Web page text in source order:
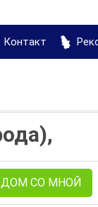
Контакт
СО МНОЙ